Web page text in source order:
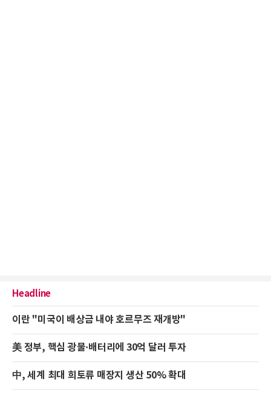
Headline
이란 "미국이 배상금 내야 호르무즈 재개방"
美 정부, 핵심 광물·배터리에 30억 달러 투자
中, 세계 최대 희토류 매장지 생산 50% 확대